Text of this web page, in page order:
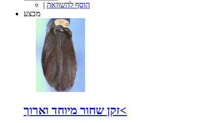
| הוסף להשוואה
מבצע
זקן שחור מיוחד וארוך<